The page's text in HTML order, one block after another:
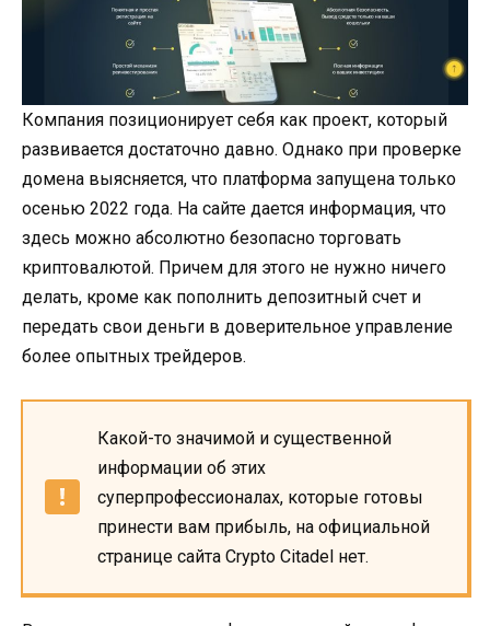
Компания позиционирует себя как проект, который
развивается достаточно давно. Однако при проверке
домена выясняется, что платформа запущена только
осенью 2022 года. На сайте дается информация, что
здесь можно абсолютно безопасно торговать
криптовалютой. Причем для этого не нужно ничего
делать, кроме как пополнить депозитный счет и
передать свои деньги в доверительное управление
более опытных трейдеров.
Какой-то значимой и существенной
информации об этих
суперпрофессионалах, которые готовы
принести вам прибыль, на официальной
странице сайта Crypto Citadel нет.